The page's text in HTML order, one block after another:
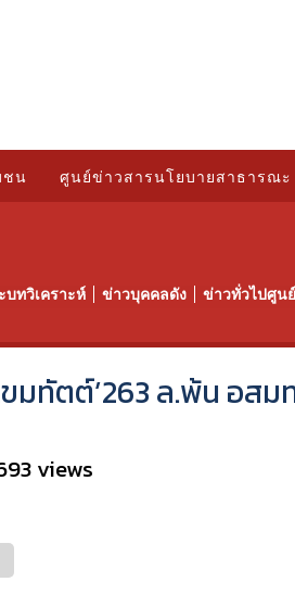
ชน ศูนย์ข่าวสารนโยบายสาธารณะ
ทวิเคราะห์ ข่าวบุคคลดัง ข่าวทั่วไปศูน
ขมทัตต์’263 ล.พ้น อส
views